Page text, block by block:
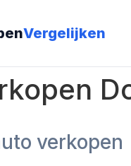
Vergelijken
verkopen